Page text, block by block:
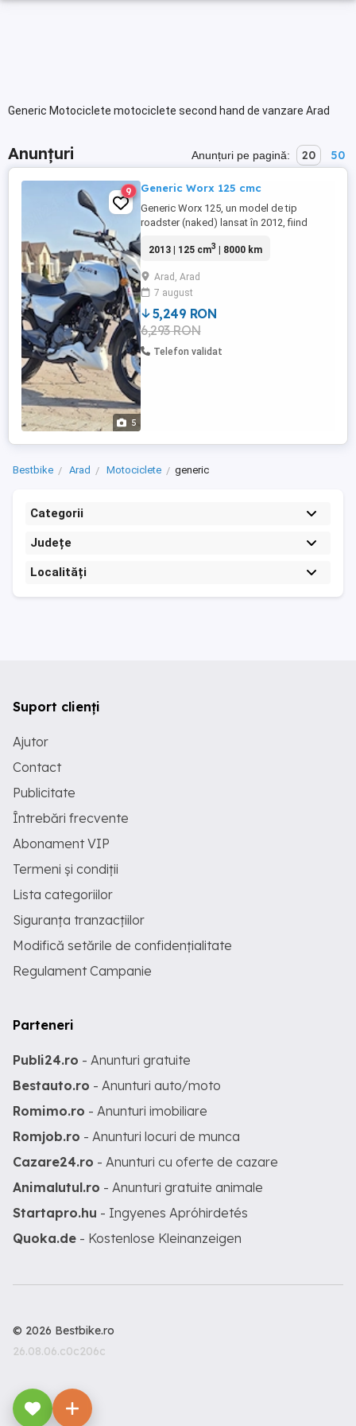
Generic Motociclete motociclete second hand de vanzare Arad
Anunțuri Anunțuri pe pagină: 20 50
5
9 Generic Worx 125 cmc
Generic Worx 125, un model de tip
roadster (naked) lansat în 2012, fiind
practică pentru naveta zilnică sau pentru
Ruleaza impecabil, pornire la buton, ideal
ptr drum lung, dar evident foarte practic si
pentru oras. Specificații ...
2013 | 125 cm3 | 8000 km
Arad, Arad
7 august
5,249 RON
6,293 RON
Telefon validat
Bestbike Arad Motociclete generic
Categorii
Județe
Localități
Suport clienți
Ajutor
Contact
Publicitate
Întrebări frecvente
Abonament VIP
Termeni și condiții
Lista categoriilor
Siguranța tranzacțiilor
Modifică setările de confidențialitate
Regulament Campanie
Parteneri
Publi24.ro - Anunturi gratuite
Bestauto.ro - Anunturi auto/moto
Romimo.ro - Anunturi imobiliare
Romjob.ro - Anunturi locuri de munca
Cazare24.ro - Anunturi cu oferte de cazare
Animalutul.ro - Anunturi gratuite animale
Startapro.hu - Ingyenes Apróhirdetés
Quoka.de - Kostenlose Kleinanzeigen
© 2026 Bestbike.ro
26.08.06.c0c206c